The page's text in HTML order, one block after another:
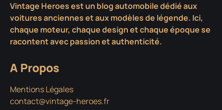
Vintage Heroes est un blog automobile dédié aux
voitures anciennes et aux modèles de légende. Ici,
chaque moteur, chaque design et chaque époque se
racontent avec passion et authenticité.
A Propos
Mentions Légales
contact@vintage-heroes.fr